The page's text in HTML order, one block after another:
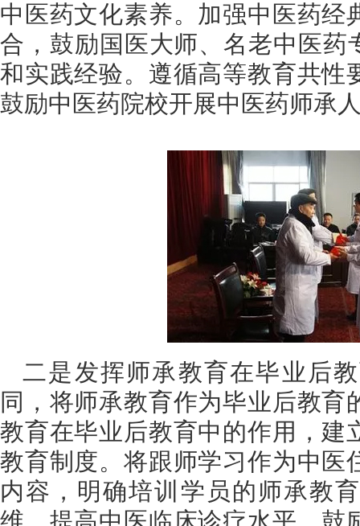
中医药文化素养。加强中医药经
合，鼓励国医大师、名老中医药
和实践经验。遵循高等教育共性
鼓励中医药院校开展中医药师承
二是发挥师承教育在毕业后
同，将师承教育作为毕业后教育
教育在毕业后教育中的作用，建
教育制度。将跟师学习作为中医
内容，明确培训学员的师承教